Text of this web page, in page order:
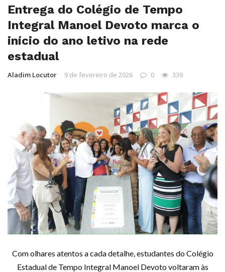
Entrega do Colégio de Tempo
Integral Manoel Devoto marca o
início do ano letivo na rede
estadual
Aladim Locutor 9 de fevereiro de 2026 0 339
Com olhares atentos a cada detalhe, estudantes do Colégio
Estadual de Tempo Integral Manoel Devoto voltaram às